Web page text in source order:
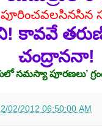
తరుణి!
చంద్రాననా!
సమస్యా పూరణలు’
2/02/2012 06:50:00 AM